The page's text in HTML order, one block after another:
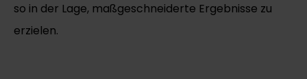
so in der Lage, maßgeschneiderte Ergebnisse zu
erzielen.